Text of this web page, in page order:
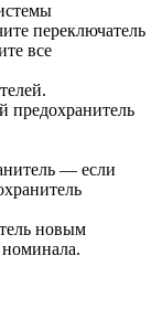
переключатель
все
предохранитель
— если
новым